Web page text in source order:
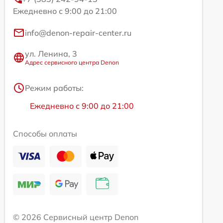
Ежедневно с 9:00 до 21:00
info@denon-repair-center.ru
ул. Ленина, 3
Адрес сервисного центра Denon
Режим работы:
Ежедневно с 9:00 до 21:00
Способы оплаты
© 2026 Сервисный центр Denon